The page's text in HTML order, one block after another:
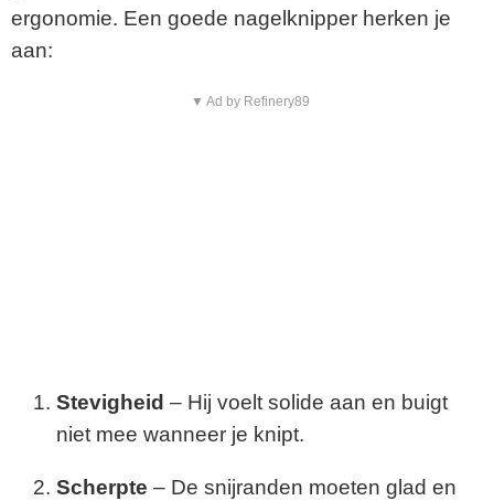
ergonomie. Een goede nagelknipper herken je
aan:
▼ Ad by Refinery89
Stevigheid – Hij voelt solide aan en buigt
niet mee wanneer je knipt.
Scherpte – De snijranden moeten glad en